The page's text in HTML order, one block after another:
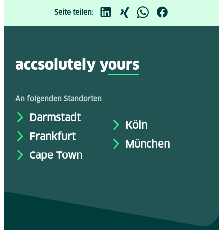
Seite teilen:
accsolutely yours
An folgenden Standorten
Darmstadt
Frankfurt
Cape Town
Köln
München